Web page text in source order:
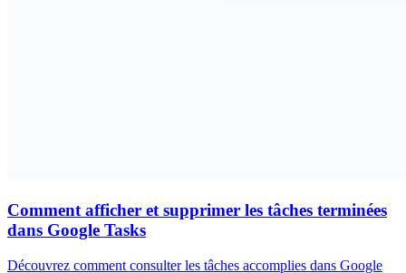
Comment afficher et supprimer les tâches terminées
dans Google Tasks
Découvrez comment consulter les tâches accomplies dans Google